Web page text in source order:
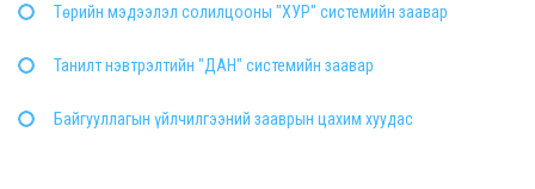
Төрийн мэдээлэл солилцооны "ХУР" системийн заавар
Танилт нэвтрэлтийн "ДАН" системийн заавар
Байгууллагын үйлчилгээний зааврын цахим хуудас